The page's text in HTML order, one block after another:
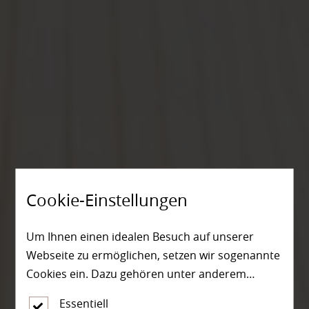
Cookie-Einstellungen
Um Ihnen einen idealen Besuch auf unserer
Webseite zu ermöglichen, setzen wir sogenannte
Cookies ein. Dazu gehören unter anderem
Cookies, die für die Steuerung und den
Essentiell